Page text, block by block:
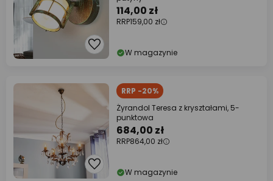
114,00 zł
RRP159,00 zł
W magazynie
RRP -20%
Żyrandol Teresa z kryształami, 5-
punktowa
684,00 zł
RRP864,00 zł
W magazynie